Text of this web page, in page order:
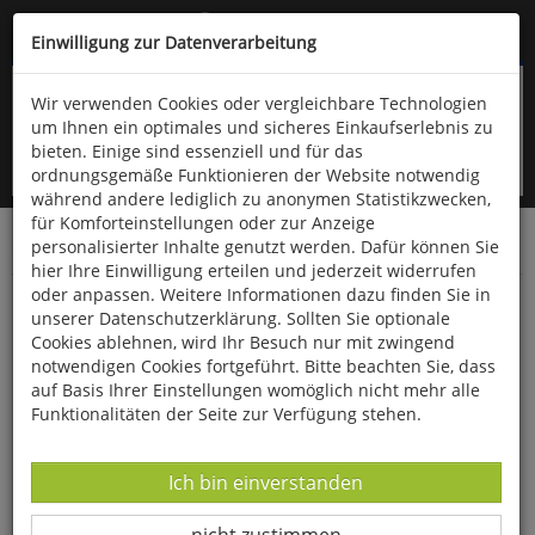
Kompletten Head der Seite überspringen
oder (06766) 9323-960
Startseite Bücher Gesundheit
Der Große Ruhe-Nerv
Einwilligung zur Datenverarbeitung
Wir verwenden Cookies oder vergleichbare Technologien
um Ihnen ein optimales und sicheres Einkaufserlebnis zu
bieten. Einige sind essenziell und für das
ordnungsgemäße Funktionieren der Website notwendig
während andere lediglich zu anonymen Statistikzwecken,
für Komforteinstellungen oder zur Anzeige
personalisierter Inhalte genutzt werden. Dafür können Sie
hier Ihre Einwilligung erteilen und jederzeit widerrufen
oder anpassen. Weitere Informationen dazu finden Sie in
unserer Datenschutzerklärung. Sollten Sie optionale
Cookies ablehnen, wird Ihr Besuch nur mit zwingend
notwendigen Cookies fortgeführt. Bitte beachten Sie, dass
auf Basis Ihrer Einstellungen womöglich nicht mehr alle
Funktionalitäten der Seite zur Verfügung stehen.
Datenverarbeitung -
Ich bin einverstanden